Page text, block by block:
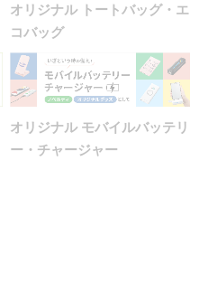
オリジナル トートバッグ・エ
コバッグ
オリジナル モバイルバッテリ
ー・チャージャー